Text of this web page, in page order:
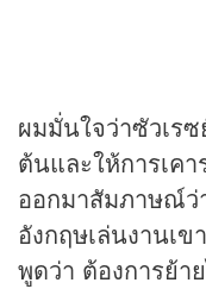
ผมมั่นใจว่าซัวเร
ต้นและให้การเค
ออกมาสัมภาษณ์ว่
อังกฤษเล่นงานเ
พูดว่า ต้องการย้า